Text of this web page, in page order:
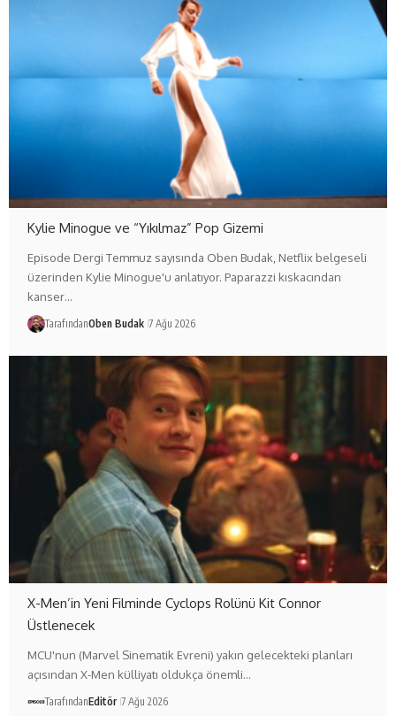
Kylie Minogue ve “Yıkılmaz” Pop Gizemi
Episode Dergi Temmuz sayısında Oben Budak, Netflix belgeseli
üzerinden Kylie Minogue'u anlatıyor. Paparazzi kıskacından
kanser…
TarafındanOben Budak 7 Ağu 2026
X-Men’in Yeni Filminde Cyclops Rolünü Kit Connor
Üstlenecek
MCU'nun (Marvel Sinematik Evreni) yakın gelecekteki planları
açısından X-Men külliyatı oldukça önemli…
TarafındanEditör 7 Ağu 2026